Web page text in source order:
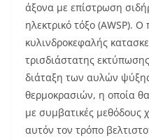
άξονα με επίστρωση
ηλεκτρικό τόξο (AWSP).
κυλινδροκεφαλής
τρισδιάστατης
διάταξη των αυλών ψύξης
θερμοκρασιών, η οποία
με συμβατικές
αυτόν τον τρόπο